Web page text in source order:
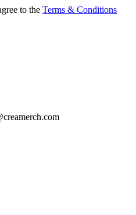
to the Terms & Conditions